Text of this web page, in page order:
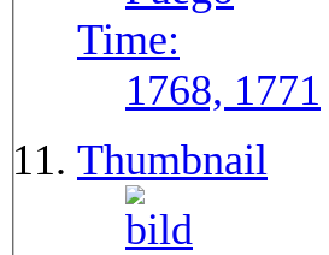
Time:
1768, 1771
Thumbnail